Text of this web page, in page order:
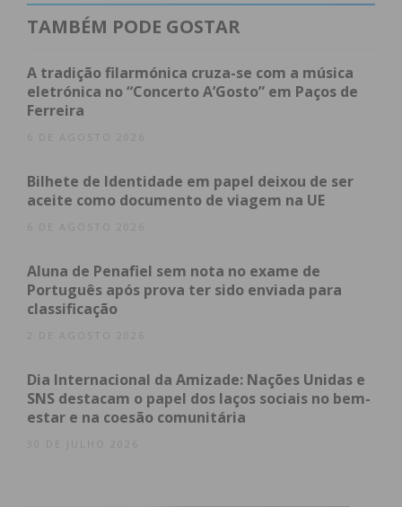
ao projeto.
“Já tínhamos esta música há algum tempo, mas
dado que agora nos demos a conhecer ao mundo
aproveitamos isso como ‘rampa de lançamento’
para podermos mostrar algo nosso ao público”,
conversa com o IMEDIATO.
Recentemente, o grupo marcou presença no
chegado à fase de batalhas. Veja o videoclipe do
single.
TAMBÉM PODE GOSTAR
A tradição filarmónica cruza-se com a música
eletrónica no “Concerto A’Gosto” em Paços de
Ferreira
6 DE AGOSTO 2026
Bilhete de Identidade em papel deixou de ser
aceite como documento de viagem na UE
6 DE AGOSTO 2026
Aluna de Penafiel sem nota no exame de
Português após prova ter sido enviada para
classificação
2 DE AGOSTO 2026
Dia Internacional da Amizade: Nações Unidas e
SNS destacam o papel dos laços sociais no bem-
estar e na coesão comunitária